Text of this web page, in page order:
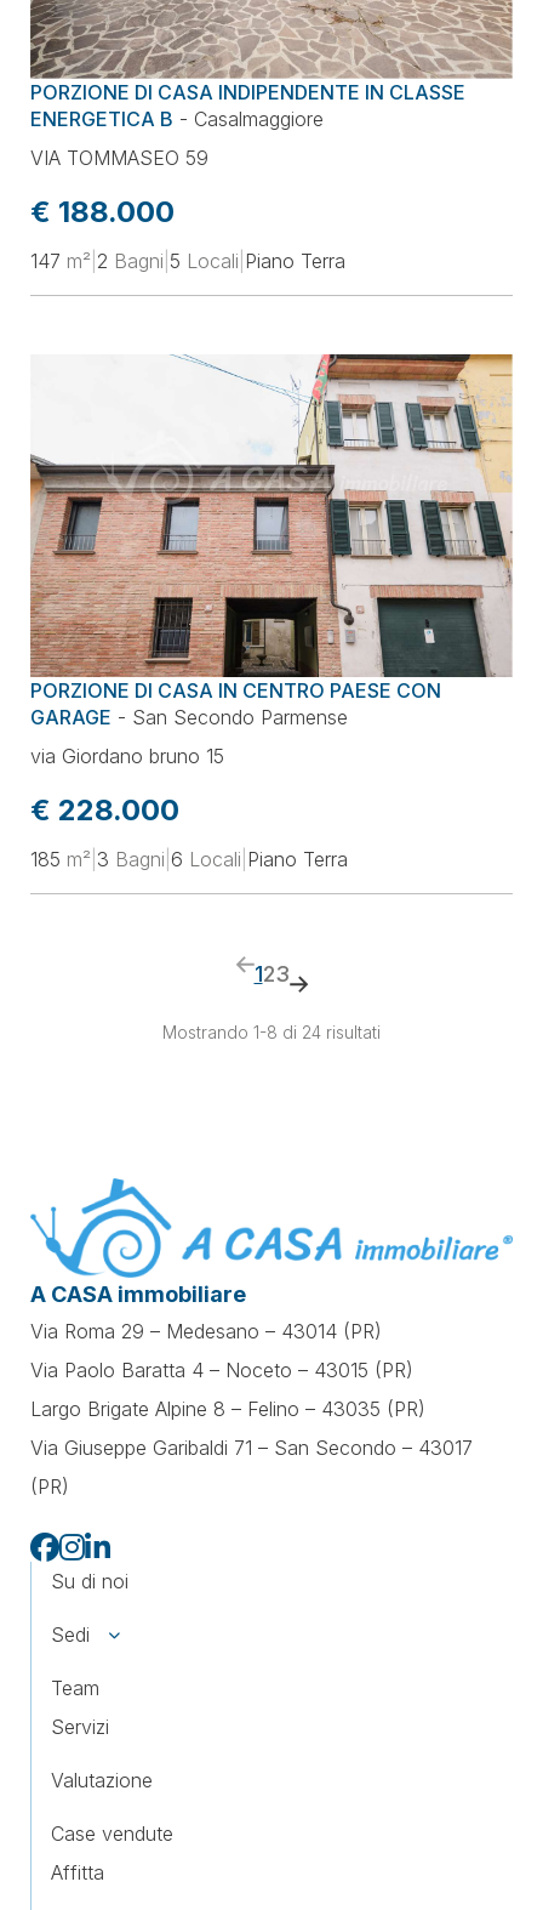
PORZIONE DI CASA INDIPENDENTE IN CLASSE
ENERGETICA B - Casalmaggiore
VIA TOMMASEO 59
€ 188.000
147 m² 2 Bagni 5 Locali Piano Terra
PORZIONE DI CASA IN CENTRO PAESE CON
GARAGE - San Secondo Parmense
via Giordano bruno 15
€ 228.000
185 m² 3 Bagni 6 Locali Piano Terra
123
Mostrando 1-8 di 24 risultati
A CASA immobiliare
Via Roma 29 – Medesano – 43014 (PR)
Via Paolo Baratta 4 – Noceto – 43015 (PR)
Largo Brigate Alpine 8 – Felino – 43035 (PR)
Via Giuseppe Garibaldi 71 – San Secondo – 43017
(PR)
Su di noi
Sedi
Team
Servizi
Valutazione
Case vendute
Affitta